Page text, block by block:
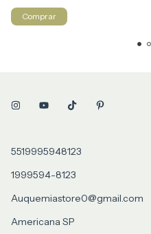
5519995948123
1999594-8123
Auquemiastore0@gmail.com
Americana SP